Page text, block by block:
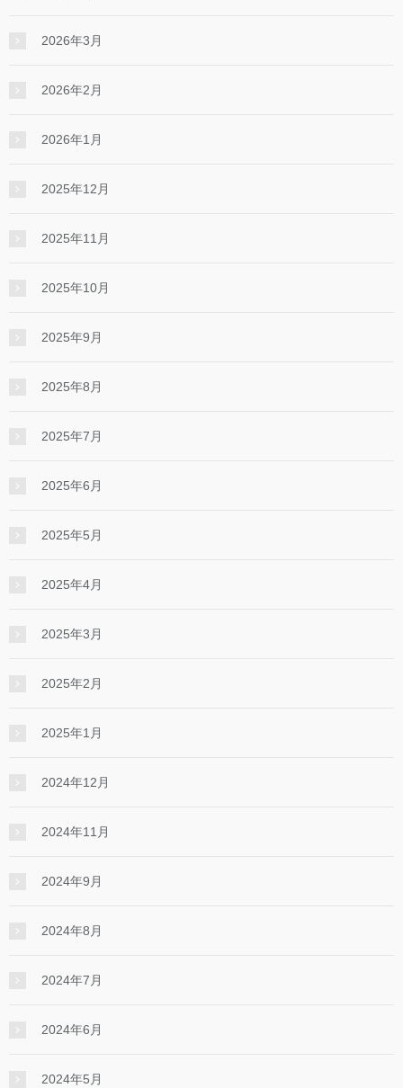
2026年3月
2026年2月
2026年1月
2025年12月
2025年11月
2025年10月
2025年9月
2025年8月
2025年7月
2025年6月
2025年5月
2025年4月
2025年3月
2025年2月
2025年1月
2024年12月
2024年11月
2024年9月
2024年8月
2024年7月
2024年6月
2024年5月